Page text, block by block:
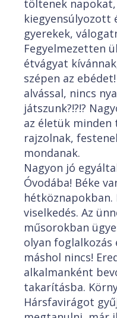
töltenek
kiegyensúlyozott
gyerekek,
Fegyelmezetten
étvágyat
szépen az
alvással, nincs
játszunk?!?!?
az életük minden
rajzolnak,
mondanak.
Nagyon jó
Óvodába! Béke
hétköznapokban.
viselkedés. Az
műsorokban
olyan foglalkozás
máshol nincs!
alkalmanként
takarításba.
Hársfavirágot